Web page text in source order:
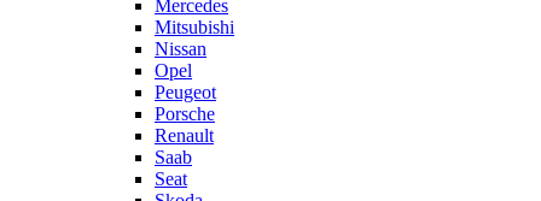
Mercedes
Mitsubishi
Nissan
Opel
Peugeot
Porsche
Renault
Saab
Seat